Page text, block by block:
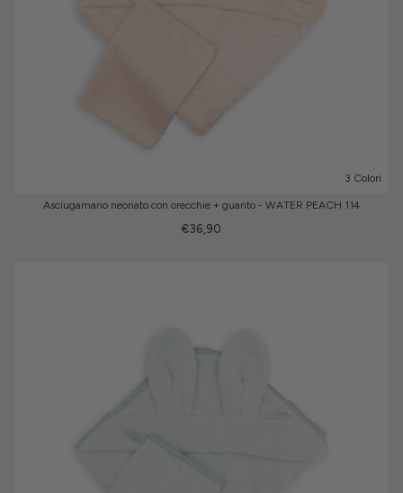
3 Colori
Asciugamano neonato con orecchie + guanto - WATER PEACH 114
€36,90